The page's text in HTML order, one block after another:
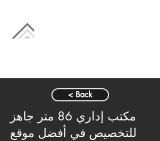
< Back
مكتب إداري 86 متر جاهز
للتخصيص في أفضل موقع